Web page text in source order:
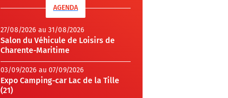
AGENDA
27/08/2026 au 31/08/2026
Salon du Véhicule de Loisirs de
Charente-Maritime
03/09/2026 au 07/09/2026
Expo Camping-car Lac de la Tille
(21)